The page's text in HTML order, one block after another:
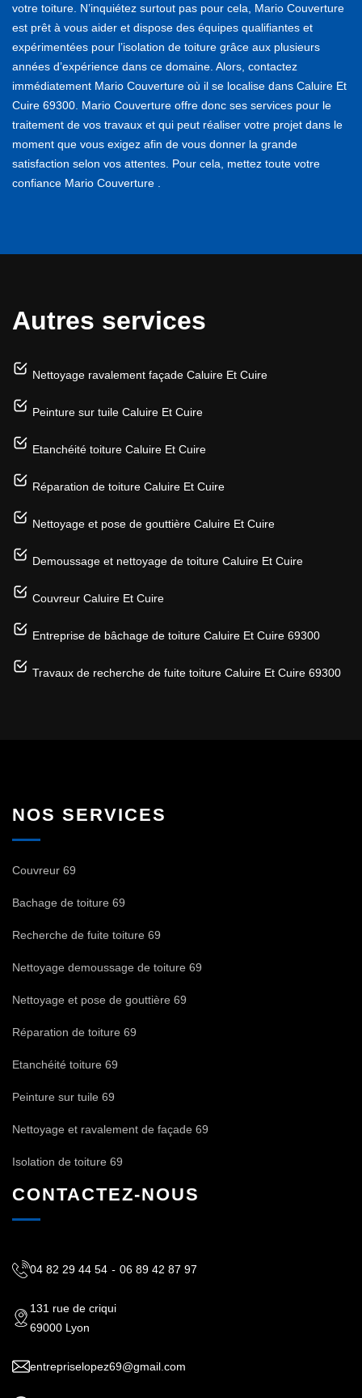
votre toiture. N’inquiétez surtout pas pour cela, Mario Couverture
est prêt à vous aider et dispose des équipes qualifiantes et
expérimentées pour l’isolation de toiture grâce aux plusieurs
années d’expérience dans ce domaine. Alors, contactez
immédiatement Mario Couverture où il se localise dans Caluire Et
Cuire 69300. Mario Couverture offre donc ses services pour le
traitement de vos travaux et qui peut réaliser votre projet dans le
moment que vous exigez afin de vous donner la grande
satisfaction selon vos attentes. Pour cela, mettez toute votre
confiance Mario Couverture .
Autres services
Nettoyage ravalement façade Caluire Et Cuire
Peinture sur tuile Caluire Et Cuire
Etanchéité toiture Caluire Et Cuire
Réparation de toiture Caluire Et Cuire
Nettoyage et pose de gouttière Caluire Et Cuire
Demoussage et nettoyage de toiture Caluire Et Cuire
Couvreur Caluire Et Cuire
Entreprise de bâchage de toiture Caluire Et Cuire 69300
Travaux de recherche de fuite toiture Caluire Et Cuire 69300
NOS SERVICES
Couvreur 69
Bachage de toiture 69
Recherche de fuite toiture 69
Nettoyage demoussage de toiture 69
Nettoyage et pose de gouttière 69
Réparation de toiture 69
Etanchéité toiture 69
Peinture sur tuile 69
Nettoyage et ravalement de façade 69
Isolation de toiture 69
CONTACTEZ-NOUS
04 82 29 44 54 - 06 89 42 87 97
131 rue de criqui
69000 Lyon
entrepriselopez69@gmail.com